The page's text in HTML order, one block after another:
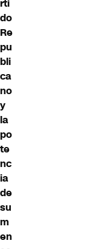
rti
do
Re
pu
bli
ca
no
y
la
po
te
nc
ia
de
su
m
en